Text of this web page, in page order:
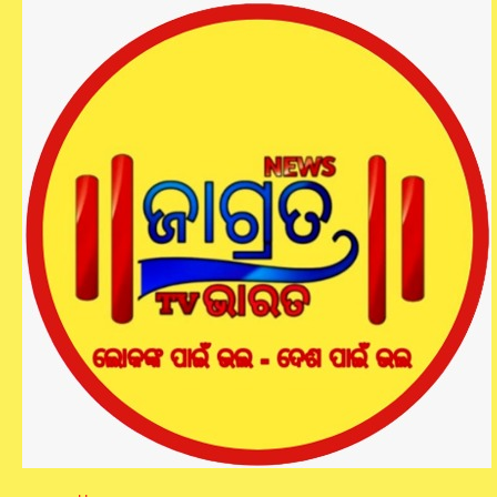
ଭେଣ୍ଟିଲେଟର୍‌ରୁ ବାହାରକୁ ଆସିଲେ
ଅଭିଜିତ ମଜୁମଦାର; ଆଇସିୟୁ ବେଡ୍‌ରେ
by jagratbharat
ପାର୍ବଣ ପୂର୍ବରୁ ସଙ୍ଗୀତ ପ୍ରେମୀଙ୍କ ପାଇଁ ଖୁସିର ଖବର । ଲକ୍ଷ ଲକ୍ଷ
ଲୋକଙ୍କ ପ୍ରାର୍ଥନା ଶୁଣିଛନ୍ତି ଭଗବାନ । ଭେଣ୍ଟିଲେଟର୍‌ରୁ ବାହାରକୁ
ଆସିଲେ ମେଲୋଡି କିଙ୍ଗ୍‌ ଅଭିଜିତ ମଜୁମଦାର । ଆଇସିୟୁ ବେଡ୍‌ରେ ଚାଲିଛି
ଦାଦାଙ୍କ ଚିକିତ୍ସା । ପୂର୍ବରୁ ଦାଦାଙ୍କ ସ୍ୱାସ୍ଥ୍ୟବସ୍ଥା ସଙ୍କଟାପନ୍ନ